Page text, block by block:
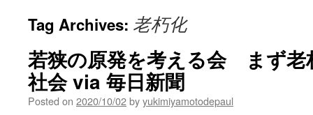
Tag Archives: 老朽化
若狭の原発を考える会 まず老
社会 via 毎日新聞
Posted on 2020/10/02byyukimiyamotodepaul